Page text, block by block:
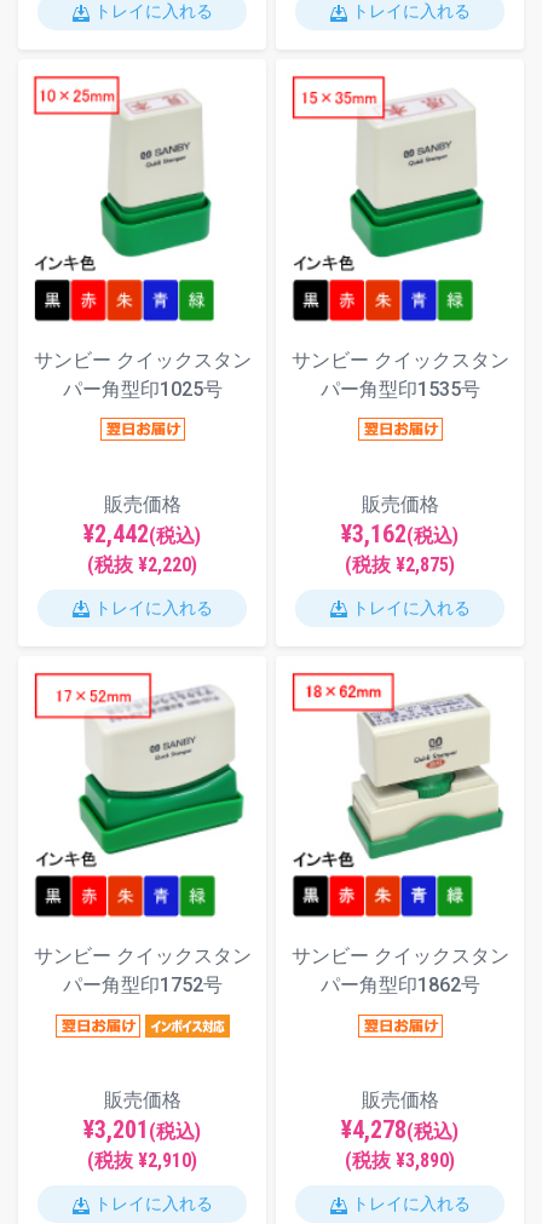
トレイに入れる トレイに入れる
サンビー クイックスタン
パー角型印1025号
販売価格
¥2,442(税込)
(税抜 ¥2,220)
トレイに入れる
サンビー クイックスタン
パー角型印1535号
販売価格
¥3,162(税込)
(税抜 ¥2,875)
トレイに入れる
サンビー クイックスタン
パー角型印1752号
販売価格
¥3,201 (税込)
(税抜 ¥2,910)
トレイに入れる
サンビー クイックスタン
パー角型印1862号
販売価格
¥4,278(税込)
(税抜 ¥3,890)
トレイに入れる